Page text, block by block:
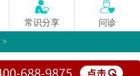
常识分享 问诊
>